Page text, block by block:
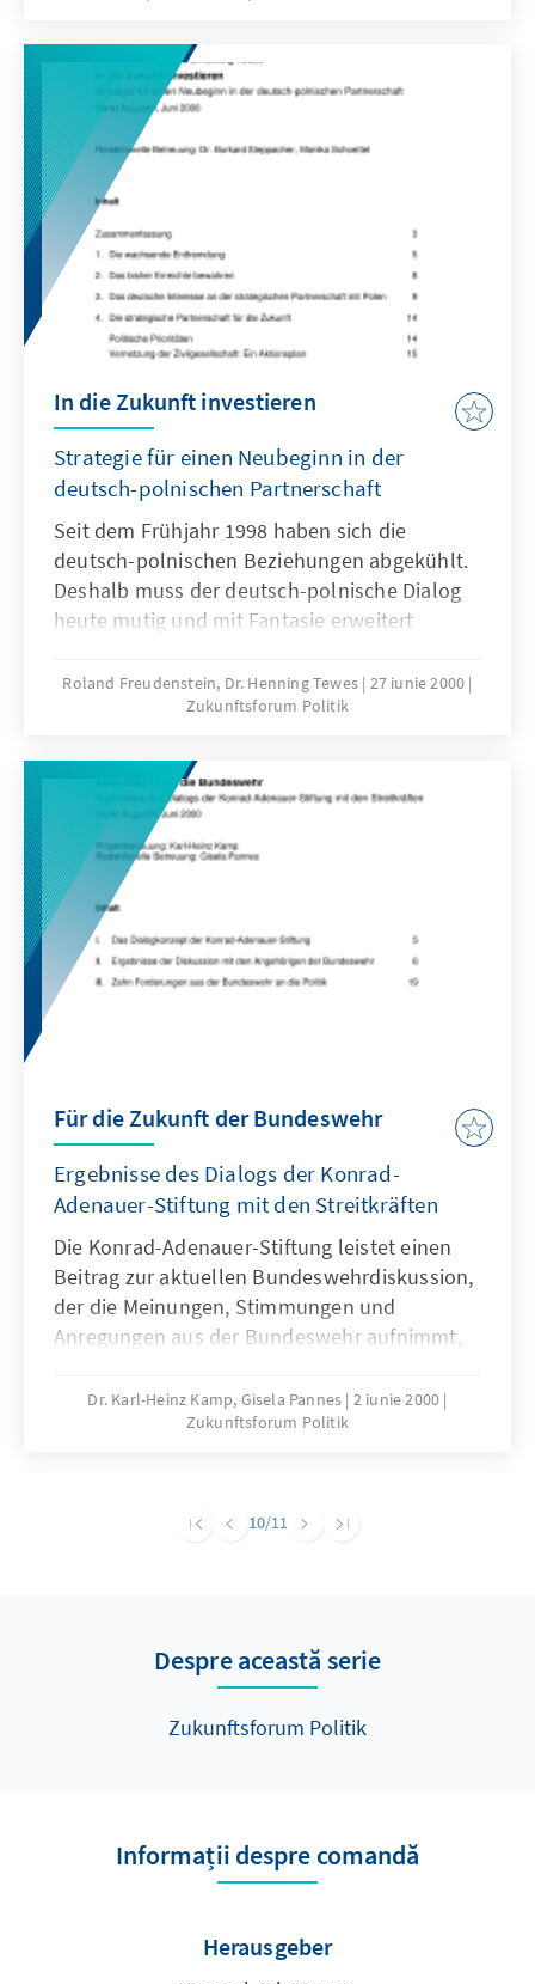
In die Zukunft investieren
Strategie für einen Neubeginn in der
deutsch-polnischen Partnerschaft
Seit dem Frühjahr 1998 haben sich die
deutsch-polnischen Beziehungen abgekühlt.
Deshalb muss der deutsch-polnische Dialog
heute mutig und mit Fantasie erweitert
plädiert für einen Aktionsplan, um die
politische Partnerschaft vor allem
Roland Freudenstein, Dr. Henning Tewes 27 iunie 2000
Zukunftsforum Politik
Für die Zukunft der Bundeswehr
Ergebnisse des Dialogs der Konrad-
Adenauer-Stiftung mit den Streitkräften
Die Konrad-Adenauer-Stiftung leistet einen
Beitrag zur aktuellen Bundeswehrdiskussion,
der die Meinungen, Stimmungen und
Anregungen aus der Bundeswehr aufnimmt,
politischen Entscheidungsprozesse anbietet.
Dr. Karl-Heinz Kamp, Gisela Pannes 2 iunie 2000
Zukunftsforum Politik
10/11
Despre această serie
Zukunftsforum Politik
Informații despre comandă
Herausgeber